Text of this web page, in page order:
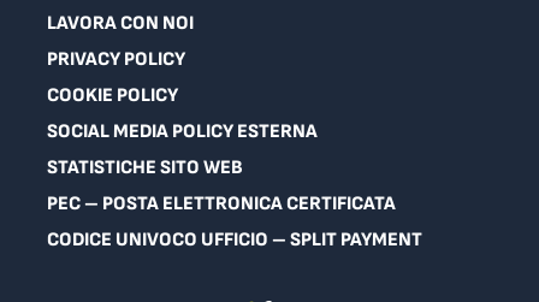
LAVORA CON NOI
PRIVACY POLICY
COOKIE POLICY
SOCIAL MEDIA POLICY ESTERNA
STATISTICHE SITO WEB
PEC – POSTA ELETTRONICA CERTIFICATA
CODICE UNIVOCO UFFICIO – SPLIT PAYMENT